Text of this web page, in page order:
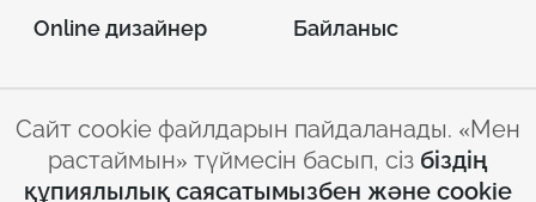
Online дизайнер
Байланыс
© 2026 INTERSTONE –
парақ жасанды тас
Сайт cookie файлдарын пайдаланады. «Мен
растаймын» түймесін басып, сіз біздің
құпиялылық саясатымызбен және cookie